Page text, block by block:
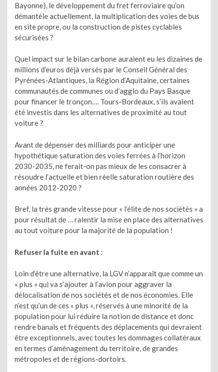
Bayonne), le développement du fret ferroviaire qu’on
démantèle actuellement, la multiplication des voies de bus
en site propre, ou la construction de pistes cyclables
sécurisées ?
Quel impact sur le bilan carbone auraient eu les dizaines de
millions d’euros déjà versés par le Conseil Général des
Pyrénées-Atlantiques, la Région d’Aquitaine, certaines
communautés de communes ou d’agglo du Pays Basque
pour financer le tronçon…. Tours-Bordeaux, s’ils avaient
été investis dans les alternatives de proximité au tout
voiture ?
Avant de dépenser des milliards pour anticiper une
hypothétique saturation des voies ferrées à l’horizon
2030-2035, ne ferait-on pas mieux de les consacrer à
résoudre l’actuelle et bien réelle saturation routière des
années 2012-2020 ?
Bref, la très grande vitesse pour « l’élite de nos sociétés » a
pour résultat de … ralentir la mise en place des alternatives
au tout voiture pour la majorité de la population !
Refuser la fuite en avant :
Loin d’être une alternative, la LGV n’apparaît que comme un
« plus » qui va s’ajouter à l’avion pour aggraver la
délocalisation de nos sociétés et de nos économies. Elle
n’est qu’un de ces « plus », réservés à une minorité de la
population pour lui réduire la notion de distance et donc
rendre banals et fréquents des déplacements qui devraient
être exceptionnels, avec toutes les dommages collatéraux
en termes d’aménagement du territoire, de grandes
métropoles et de régions-dortoirs.